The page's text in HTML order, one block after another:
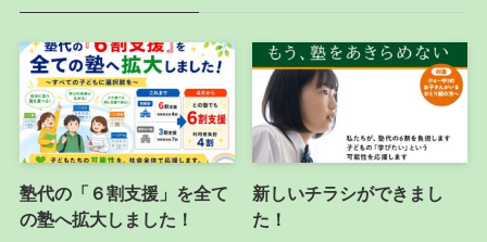
塾代の「６割支援」を全て
の塾へ拡大しました！
新しいチラシができまし
た！